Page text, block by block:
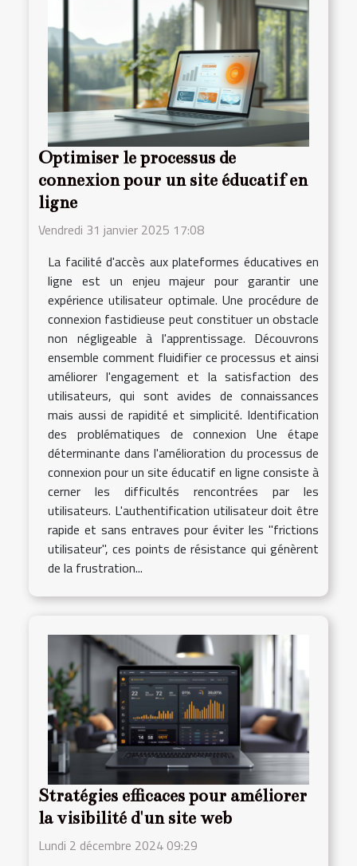
Optimiser le processus de
connexion pour un site éducatif en
ligne
Vendredi 31 janvier 2025 17:08
La facilité d'accès aux plateformes éducatives en
ligne est un enjeu majeur pour garantir une
expérience utilisateur optimale. Une procédure de
connexion fastidieuse peut constituer un obstacle
non négligeable à l'apprentissage. Découvrons
ensemble comment fluidifier ce processus et ainsi
améliorer l'engagement et la satisfaction des
utilisateurs, qui sont avides de connaissances
mais aussi de rapidité et simplicité. Identification
des problématiques de connexion Une étape
déterminante dans l'amélioration du processus de
connexion pour un site éducatif en ligne consiste à
cerner les difficultés rencontrées par les
utilisateurs. L'authentification utilisateur doit être
rapide et sans entraves pour éviter les "frictions
utilisateur", ces points de résistance qui génèrent
de la frustration...
Stratégies efficaces pour améliorer
la visibilité d'un site web
Lundi 2 décembre 2024 09:29